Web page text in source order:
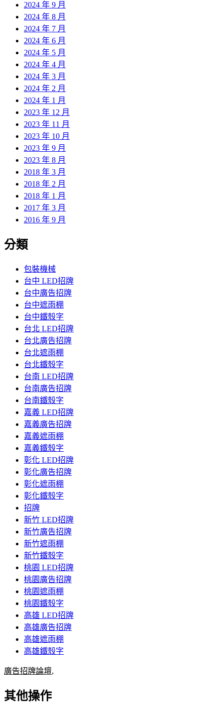
2024 年 9 月
2024 年 8 月
2024 年 7 月
2024 年 6 月
2024 年 5 月
2024 年 4 月
2024 年 3 月
2024 年 2 月
2024 年 1 月
2023 年 12 月
2023 年 11 月
2023 年 10 月
2023 年 9 月
2023 年 8 月
2018 年 3 月
2018 年 2 月
2018 年 1 月
2017 年 3 月
2016 年 9 月
分類
包裝機械
台中 LED招牌
台中廣告招牌
台中遮雨棚
台中鐵殼字
台北 LED招牌
台北廣告招牌
台北遮雨棚
台北鐵殼字
台南 LED招牌
台南廣告招牌
台南鐵殼字
嘉義 LED招牌
嘉義廣告招牌
嘉義遮雨棚
嘉義鐵殼字
彰化 LED招牌
彰化廣告招牌
彰化遮雨棚
彰化鐵殼字
招牌
新竹 LED招牌
新竹廣告招牌
新竹遮雨棚
新竹鐵殼字
桃園 LED招牌
桃園廣告招牌
桃園遮雨棚
桃園鐵殼字
高雄 LED招牌
高雄廣告招牌
高雄遮雨棚
高雄鐵殼字
廣告招牌論壇,
其他操作